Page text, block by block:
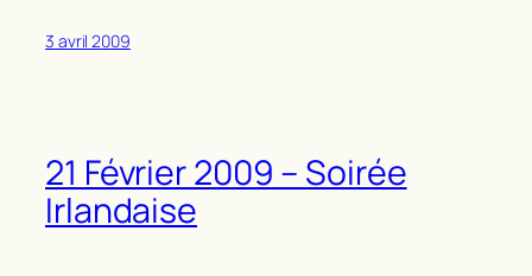
3 avril 2009
21 Février 2009 – Soirée
Irlandaise